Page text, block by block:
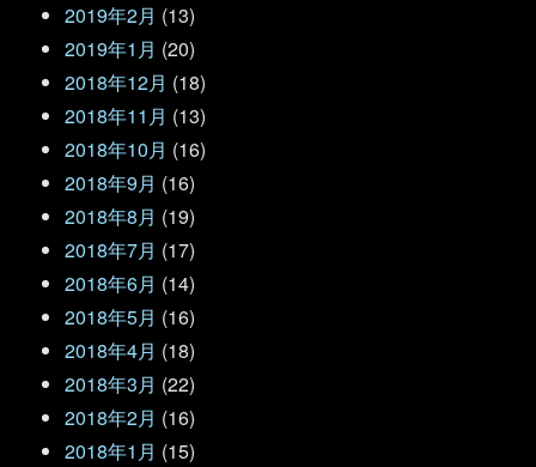
2019年2月 (13)
2019年1月 (20)
2018年12月 (18)
2018年11月 (13)
2018年10月 (16)
2018年9月 (16)
2018年8月 (19)
2018年7月 (17)
2018年6月 (14)
2018年5月 (16)
2018年4月 (18)
2018年3月 (22)
2018年2月 (16)
2018年1月 (15)